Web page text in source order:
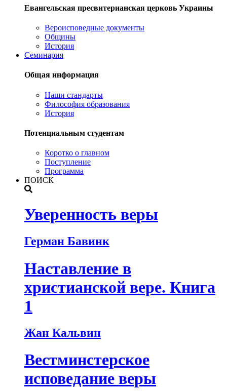
Евангельская пресвитерианская церковь Украины
Вероисповедные документы
Общины
История
Семинария
Общая информация
Наши стандарты
Философия образования
История
Потенциальным студентам
Коротко о главном
Поступление
Программа
ПОИСК
Уверенность веры
Герман Бавинк
Наставление в
христианской вере. Книга
1
Жан Кальвин
Вестминстерское
исповедание веры